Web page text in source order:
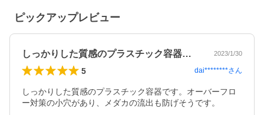
ピックアップレビュー
しっかりした質感のプラスチック容器です… 2023/1/30
5 dai********さん
しっかりした質感のプラスチック容器です。オーバーフロ
ー対策の小穴があり、メダカの流出も防げそうです。